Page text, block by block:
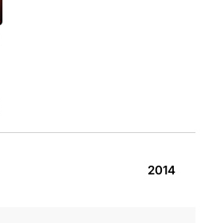
2014